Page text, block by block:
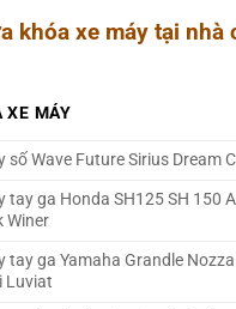
khóa xe máy tại nhà
XE MÁY
số Wave Future Sirius Dream
tay ga Honda SH125 SH 150
Winer
tay ga Yamaha Grandle
Luviat